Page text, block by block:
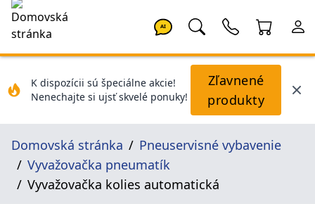
AI
K dispozícii sú špeciálne akcie!
Nenechajte si ujsť skvelé ponuky!
Zľavnené
produkty
Domovská stránka
Pneuservisné vybavenie
Vyvažovačka pneumatík
Vyvažovačka kolies automatická